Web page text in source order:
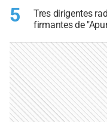
5
Tres dirigentes
firmantes de